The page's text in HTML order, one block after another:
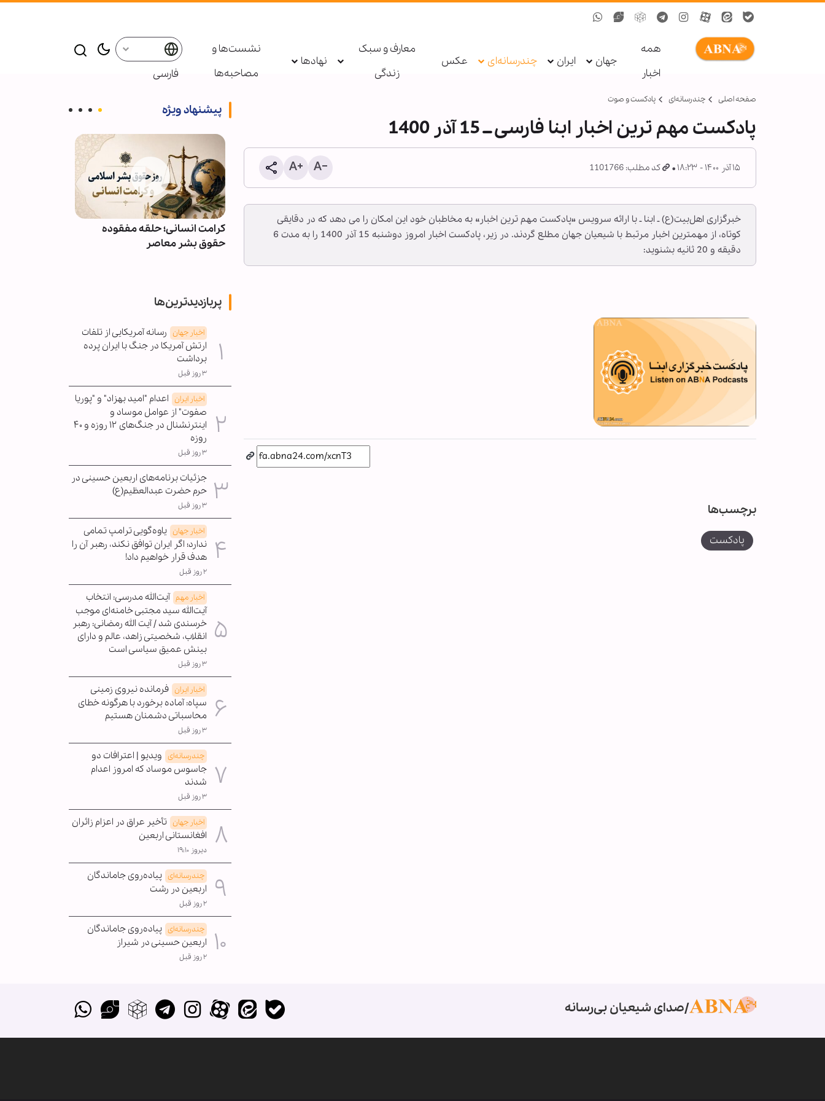
همه
اخبار
جهان ایران چندرسانه‌ای عکس
معارف و سبک
زندگی
نهادها
نشست‌ها و
مصاحبه‌ها
فارسی
صفحه اصلی چندرسانه‌ای پادکست و صوت
پادکست مهم ترین اخبار ابنا فارسی ــ 15 آذر 1400
۱۵ آذر ۱۴۰۰ - ۱۸:۲۳ کد مطلب: 1101766
خبرگزاری اهل‌بیت(ع) ـ ابنا ـ با ارائه سرویس «پادکست مهم ترین اخبار» به مخاطبان خود این امکان را می دهد که در دقایقی
کوتاه، از مهمترین اخبار مرتبط با شیعیان جهان مطلع گردند. در زیر، پادکست اخبار امروز دوشنبه 15 آذر 1400 را به مدت 6
دقیقه و 20 ثانیه بشنوید:
برچسب‌ها
پادکست
پیشنهاد ویژه
اطعام روزانه ۱۰ هزار زائر در موکب
حرم بانوی کرامت در ایام اربعین
کرامت انسانی؛ حلقه مفقوده
حقوق بشر معاصر
پربازدیدترین‌ها
اخبار جهان رسانه آمریکایی از تلفات
ارتش آمریکا در جنگ با ایران پرده
برداشت
۳ روز قبل
اخبار ایران اعدام "امید بهزاد" و "پوریا
صفوت" از عوامل موساد و
اینترنشنال در جنگ‌های ۱۲ روزه و ۴۰
روزه
۳ روز قبل
جزئیات برنامه‌های اربعین حسینی در
حرم حضرت عبدالعظیم(ع)
۳ روز قبل
اخبار جهان یاوه‌گویی ترامپ تمامی
ندارد؛ اگر ایران توافق نکند، رهبر آن را
هدف قرار خواهیم داد!
۲ روز قبل
اخبار مهم آیت‌الله مدرسی: انتخاب
آیت‌الله سید مجتبی خامنه‌ای موجب
خرسندی شد / آیت الله رمضانی: رهبر
انقلاب، شخصیتی زاهد، عالم و دارای
بینش عمیق سیاسی است
۳ روز قبل
اخبار ایران فرمانده نیروی زمینی
سپاه: آماده برخورد با هرگونه خطای
محاسباتی دشمنان هستیم
۳ روز قبل
چندرسانه‌ای ویدیو | اعترافات دو
جاسوس موساد که امروز اعدام
شدند
۳ روز قبل
اخبار جهان تأخیر عراق در اعزام زائران
افغانستانی اربعین
دیروز ۱۹:۱۰
چندرسانه‌ای پیاده‌روی جاماندگان
اربعین در رشت
۲ روز قبل
چندرسانه‌ای پیاده‌روی جاماندگان
اربعین حسینی در شیراز
۲ روز قبل
صدای شیعیان بی‌رسانه